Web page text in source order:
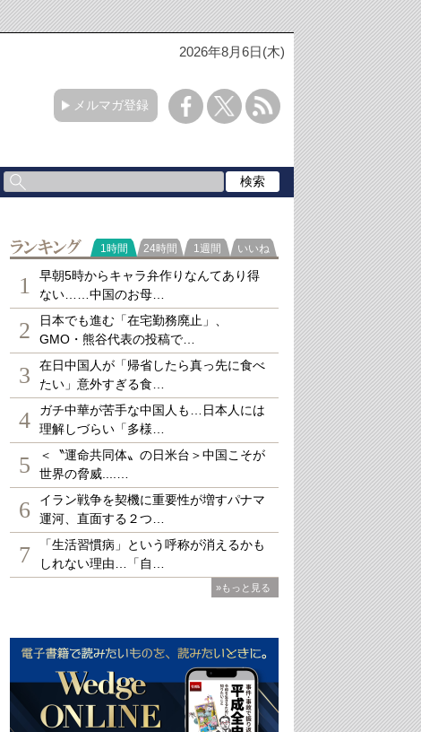
2026年8月6日(木)
メルマガ登録
ランキング
1時間 24時間 1週間 いいね
1
早朝5時からキャラ弁作りなんてあり得
ない……中国のお母…
2
日本でも進む「在宅勤務廃止」、
GMO・熊谷代表の投稿で…
3
在日中国人が「帰省したら真っ先に食べ
たい」意外すぎる食…
4
ガチ中華が苦手な中国人も…日本人には
理解しづらい「多様…
5
＜〝運命共同体〟の日米台＞中国こそが
世界の脅威....…
6
イラン戦争を契機に重要性が増すパナマ
運河、直面する２つ…
7
「生活習慣病」という呼称が消えるかも
しれない理由…「自…
»もっと見る